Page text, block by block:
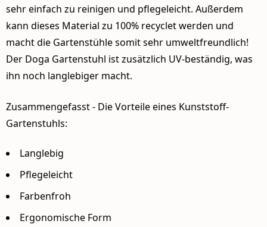
sehr einfach zu reinigen und pflegeleicht. Außerdem
kann dieses Material zu 100% recyclet werden und
macht die Gartenstühle somit sehr umweltfreundlich!
Der Doga Gartenstuhl ist zusätzlich UV-beständig, was
ihn noch langlebiger macht.
Zusammengefasst - Die Vorteile eines Kunststoff-
Gartenstuhls:
Langlebig
Pflegeleicht
Farbenfroh
Ergonomische Form